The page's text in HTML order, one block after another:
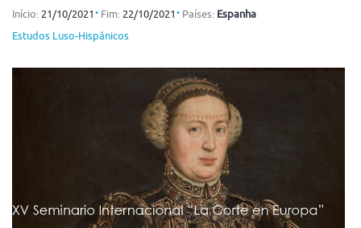
Início: 21/10/2021 ⋅ Fim: 22/10/2021 ⋅ Países: Espanha
Estudos Luso-Hispânicos